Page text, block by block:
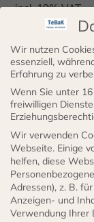
incl. 19% VAT
Versand
Lieferzeit: 3 - 5
Bremsleitung
für
Trabant
alle
Typen
ab
Bj.
IN
Artikelnummer:
Wir nutzen
essenziell,
Erfahrung zu
Wenn Sie unter
freiwilligen
Wir verwenden
Webseite. Einige
helfen, diese
Adressen), z. B.
Anzeigen- und
Verwendung Ihrer